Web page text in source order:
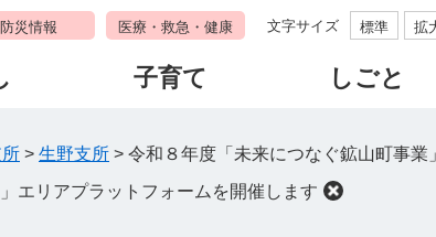
防災情報 医療・救急・健康 文字サイズ 標準 拡
子育て しごと
> 生野支所 > 令和８年度「未来につなぐ鉱山町事
エリアプラットフォームを開催します